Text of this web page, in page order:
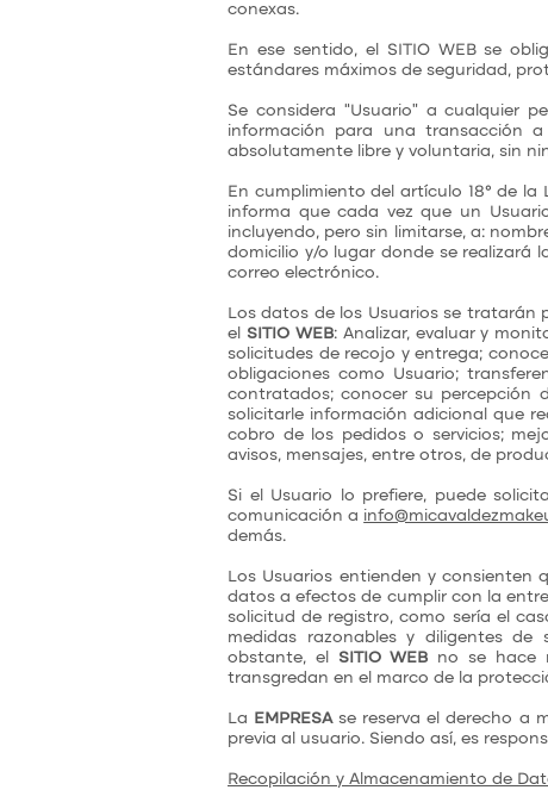
conexas.
En ese sentido, el SITIO WEB se
estándares máximos de seguridad,
Se considera “Usuario” a cualquier
información para una transacción
absolutamente libre y voluntaria, sin
En cumplimiento del artículo 18° de la
informa que cada vez que un
incluyendo, pero sin limitarse, a:
domicilio y/o lugar donde se realizará
correo electrónico.
Los datos de los Usuarios se tratarán
el SITIO WEB: Analizar, evaluar y
solicitudes de recojo y entrega;
obligaciones como Usuario;
contratados; conocer su percepción
solicitarle información adicional que
cobro de los pedidos o servicios;
avisos, mensajes, entre otros, de
Si el Usuario lo prefiere, puede
comunicación a
demás.
Los Usuarios entienden y consienten
datos a efectos de cumplir con la
solicitud de registro, como sería el
medidas razonables y diligentes de
obstante, el
SITIO WEB no se hace
transgredan en el marco de la
La EMPRESAse reserva el derecho a
previa al usuario. Siendo así, es
Recopilación y Almacenamiento de